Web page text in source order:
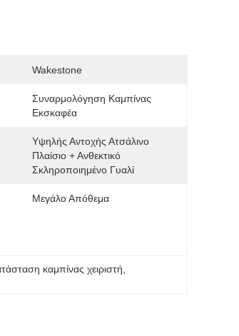
Wakestone
Συναρμολόγηση Καμπίνας
Εκσκαφέα
Υψηλής Αντοχής Ατσάλινο
Πλαίσιο + Ανθεκτικό
Σκληροποιημένο Γυαλί
Μεγάλο Απόθεμα
καμπίνας χειριστή